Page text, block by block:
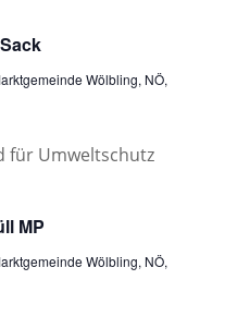
Wölbling, NÖ,
MP
Wölbling, NÖ,